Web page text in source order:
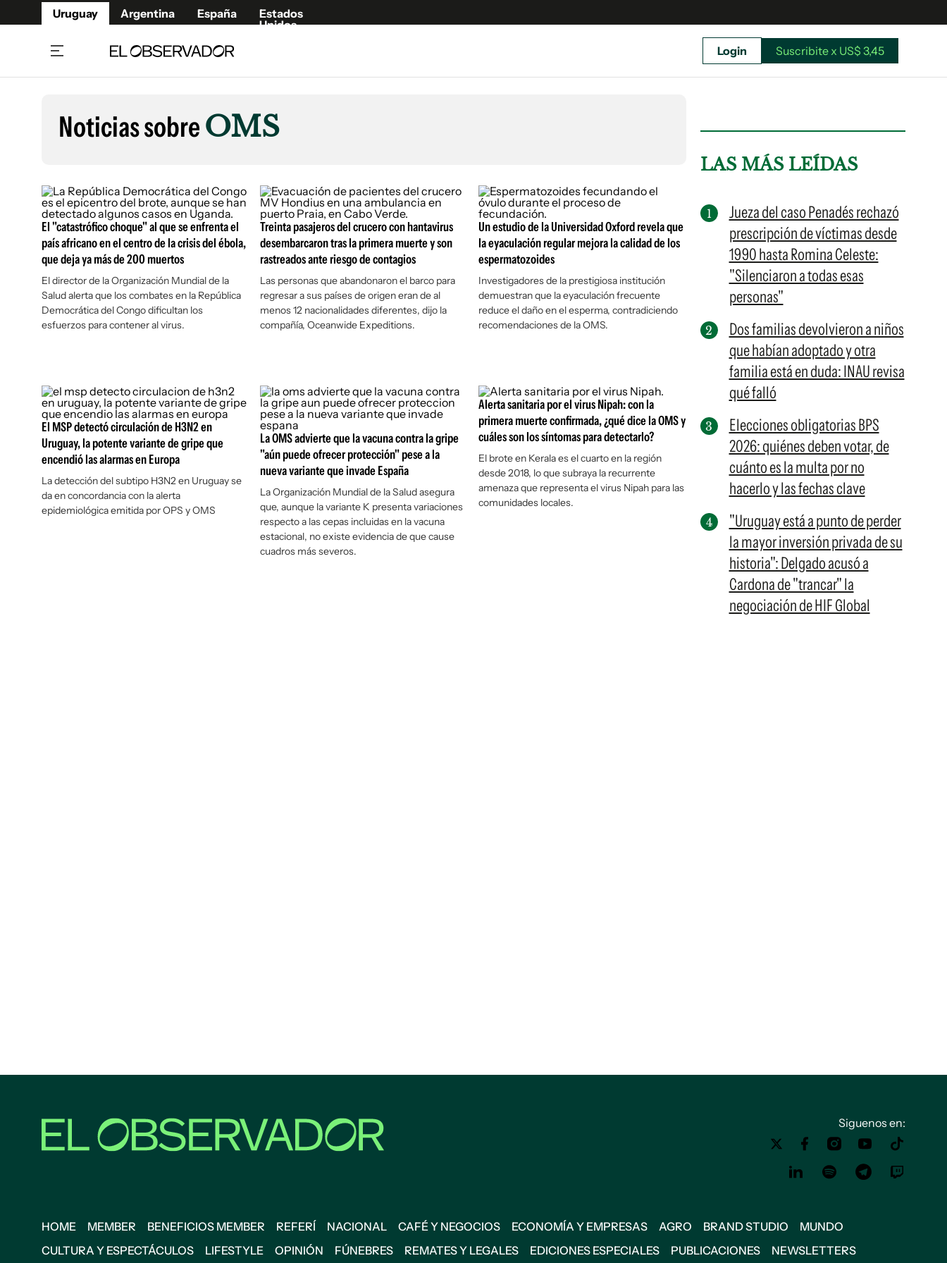
Uruguay Argentina España
Estados
Unidos
Beneficios Member
Café y Negocios
Economía y Empresas
Agro
Brand Studio
Mundo
Cultura y Espectáculos
Fúnebres
Publicaciones
Newsletters
Argentina
España
Estados Unidos
Suscribite x US$ 3,45
Login Suscribite x US$ 3,45
Noticias sobreOMS
El "catastrófico choque" al que se enfrenta el
país africano en el centro de la crisis del ébola,
que deja ya más de 200 muertos
El director de la Organización Mundial de la
Salud alerta que los combates en la República
Democrática del Congo dificultan los
esfuerzos para contener al virus.
Treinta pasajeros del crucero con hantavirus
desembarcaron tras la primera muerte y son
rastreados ante riesgo de contagios
Las personas que abandonaron el barco para
regresar a sus países de origen eran de al
menos 12 nacionalidades diferentes, dijo la
compañía, Oceanwide Expeditions.
Un estudio de la Universidad Oxford revela que
la eyaculación regular mejora la calidad de los
espermatozoides
Investigadores de la prestigiosa institución
demuestran que la eyaculación frecuente
reduce el daño en el esperma, contradiciendo
recomendaciones de la OMS.
El MSP detectó circulación de H3N2 en
Uruguay, la potente variante de gripe que
encendió las alarmas en Europa
La detección del subtipo H3N2 en Uruguay se
da en concordancia con la alerta
epidemiológica emitida por OPS y OMS
La OMS advierte que la vacuna contra la gripe
"aún puede ofrecer protección" pese a la
nueva variante que invade España
La Organización Mundial de la Salud asegura
que, aunque la variante K presenta variaciones
respecto a las cepas incluidas en la vacuna
estacional, no existe evidencia de que cause
cuadros más severos.
Alerta sanitaria por el virus Nipah: con la
primera muerte confirmada, ¿qué dice la OMS y
cuáles son los síntomas para detectarlo?
El brote en Kerala es el cuarto en la región
desde 2018, lo que subraya la recurrente
amenaza que representa el virus Nipah para las
comunidades locales.
LAS MÁS LEÍDAS
Jueza del caso Penadés rechazó
prescripción de víctimas desde
1990 hasta Romina Celeste:
"Silenciaron a todas esas
personas"
Dos familias devolvieron a niños
que habían adoptado y otra
familia está en duda: INAU revisa
qué falló
Elecciones obligatorias BPS
2026: quiénes deben votar, de
cuánto es la multa por no
hacerlo y las fechas clave
"Uruguay está a punto de perder
la mayor inversión privada de su
historia": Delgado acusó a
Cardona de "trancar" la
negociación de HIF Global
Siguenos en:
HOME MEMBER BENEFICIOS MEMBER REFERÍ NACIONAL CAFÉ Y NEGOCIOS ECONOMÍA Y EMPRESAS AGRO BRAND STUDIO
MUNDO
CULTURA Y ESPECTÁCULOS
LIFESTYLE OPINIÓN FÚNEBRES REMATES Y LEGALES EDICIONES ESPECIALES PUBLICACIONES NEWSLETTERS